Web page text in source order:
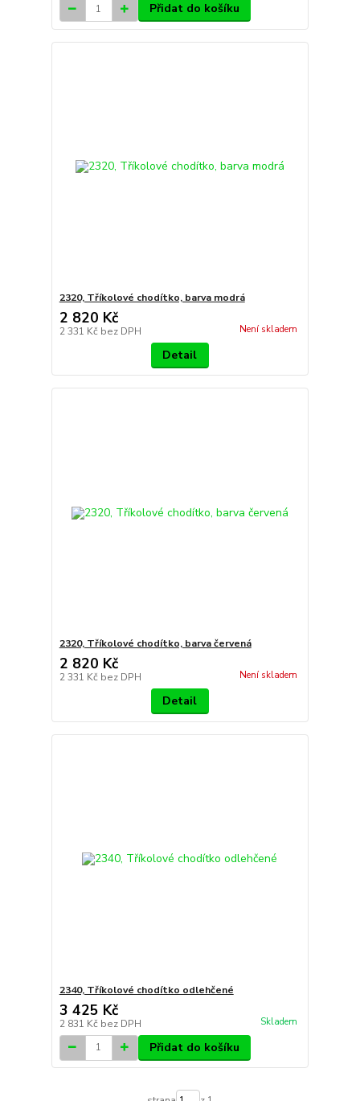
Přidat do košíku
2320, Tříkolové chodítko, barva modrá
2 820 Kč
2 331 Kč bez DPH Není skladem
Detail
2320, Tříkolové chodítko, barva červená
2 820 Kč
2 331 Kč bez DPH Není skladem
Detail
2340, Tříkolové chodítko odlehčené
3 425 Kč
2 831 Kč bez DPH Skladem
Přidat do košíku